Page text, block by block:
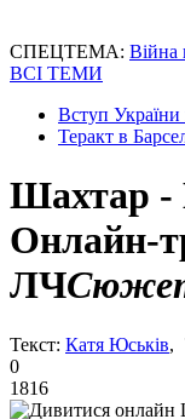
СПЕЦТЕМА: Війна
ВСІ ТЕМИ
Вступ
Теракт в
Шахтар
Онлайн-
ЛЧ
Текст: Катя Юськів,
0
1816